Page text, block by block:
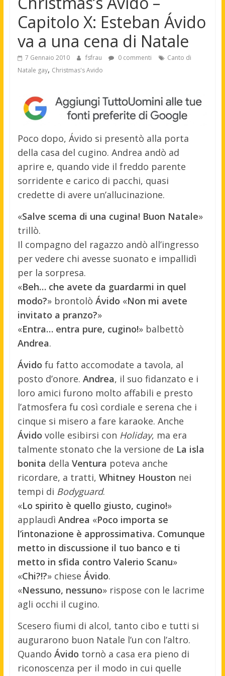
Capitolo X: Esteban Ávido
va a una cena di Natale
7 Gennaio 2010 fsfrau 0 commenti
Canto di
Natale gay, Christmas's Avido
Poco dopo, Ávido si presentò alla porta
della casa del cugino. Andrea andò ad
aprire e, quando vide il freddo parente
sorridente e carico di pacchi, quasi
credette di avere un’allucinazione.
«Salve scema di una cugina! Buon Natale»
trillò.
Il compagno del ragazzo andò all’ingresso
per vedere chi avesse suonato e impallidì
per la sorpresa.
«Beh… che avete da guardarmi in quel
modo?» brontolò Ávido «Non mi avete
invitato a pranzo?»
«Entra… entra pure, cugino!» balbettò
Andrea.
Ávido fu fatto accomodate a tavola, al
posto d’onore. Andrea, il suo fidanzato e i
loro amici furono molto affabili e presto
l’atmosfera fu così cordiale e serena che i
cinque si misero a fare karaoke. Anche
Ávido volle esibirsi con Holiday, ma era
talmente stonato che la versione de La isla
bonita della Ventura poteva anche
ricordare, a tratti, Whitney Houston nei
tempi di Bodyguard.
«Lo spirito è quello giusto, cugino!»
applaudì Andrea «Poco importa se
l’intonazione è approssimativa. Comunque
metto in discussione il tuo banco e ti
metto in sfida contro Valerio Scanu»
«Chi?!?» chiese Ávido.
«Nessuno, nessuno» rispose con le lacrime
agli occhi il cugino.
Scesero fiumi di alcol, tanto cibo e tutti si
augurarono buon Natale l’un con l’altro.
Quando Ávido tornò a casa era pieno di
riconoscenza per il modo in cui quelle